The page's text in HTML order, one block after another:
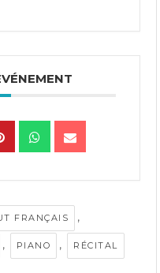
FRANÇAIS ,
, PIANO , RÉCITAL